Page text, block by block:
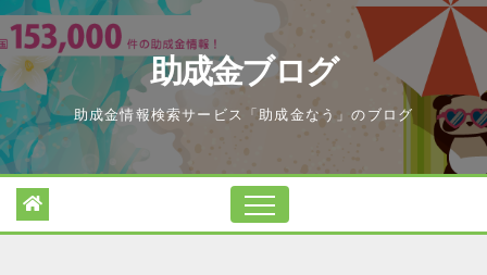
Skip
to
content
助成金ブログ
助成金情報検索サービス「助成金なう」のブログ